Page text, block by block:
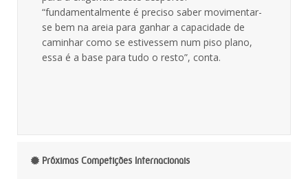
“fundamentalmente é preciso saber movimentar-
se bem na areia para ganhar a capacidade de
caminhar como se estivessem num piso plano,
essa é a base para tudo o resto”, conta.
Próximas Competições Internacionais